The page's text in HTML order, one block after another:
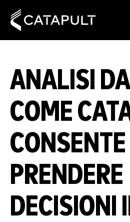
ANALISI
COME
CONSENTE
PRENDERE
DECISIONI